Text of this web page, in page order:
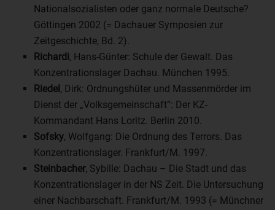
Nationalsozialisten oder ganz normale Deutsche?
Göttingen 2002 (= Dachauer Symposien zur
Zeitgeschichte, Bd. 2).
Richardi , Hans-Günter: Schule der Gewalt. Das
Konzentrationslager Dachau. München 1995.
Riedel , Dirk: Ordnungshüter und Massenmörder im
Dienst der „Volksgemeinschaft“: Der KZ-
Kommandant Hans Loritz. Berlin 2010.
Sofsky, Wolfgang: Die Ordnung des Terrors. Das
Konzentrationslager. Frankfurt/M. 1997.
Steinbacher, Sybille: Dachau – Die Stadt und das
Konzentrationslager in der NS Zeit. Die Untersuchung
einer Nachbarschaft. Frankfurt/M. 1993 (= Münchner